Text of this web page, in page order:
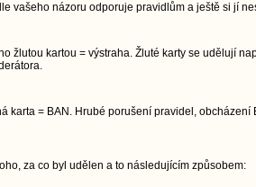
vašeho názoru odporuje pravidlům a ještě si jí
žlutou kartou = výstraha. Žluté karty se udělují
karta = BAN. Hrubé porušení pravidel,
za co byl udělen a to následujícím způsobem: